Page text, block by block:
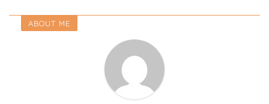
ABOUT ME